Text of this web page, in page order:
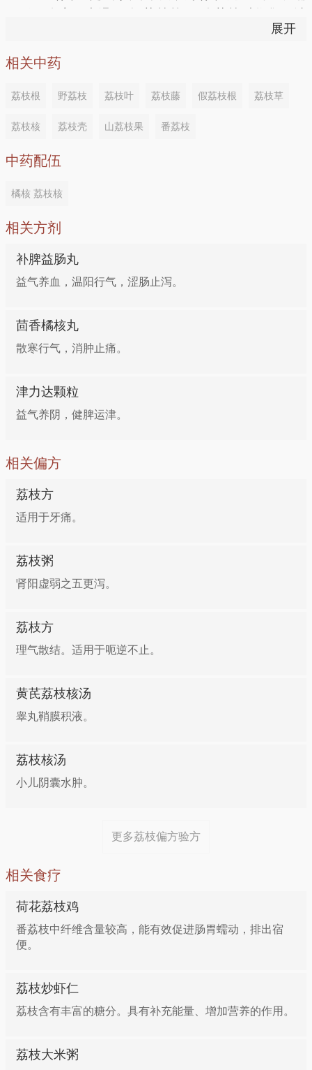
组成：落枝干5粒（去壳），莲子心（去心）15.0克，
4、呃逆不止（打喃）
组成：荔枝7粒（带皮、核）
送服。
5、胃脘胀痛
用法：将两药烘干研细末，每次服3克，白开水送服。
6、赤白带或小便淋浊、如膏如油症
克，白肉豆根18.8克，使君子根18.8克，白榭榴根18.8
克
7、孕妇堕胎后流血不止
组成：荔枝干7个（将荔枝壳和荔枝核打碎）
8、功能性子宫出血
组成：荔枝壳37.5克，米酒适量
用法：将荔枝壳炒炭存性，研细末，每次用5.6克，冲
香圆根37.5克，狗尾草30.0克，猪瘦肉150.0克
用法：水3碗，酒3碗，煎2碗。加猪瘦肉，炖烂，早晚
10、疝气腹痛、胃寒腹胀
组成：鲜荔枝根75.0克，红糖18.8克
净，晒干。福建、广东、广西、台湾、云南、四川均有
分布。主产于福建、两广、云南等地。
展开
相关中药
荔枝根 野荔枝 荔枝叶 荔枝藤 假荔枝根 荔枝草
荔枝核 荔枝壳 山荔枝果 番荔枝
中药配伍
橘核 荔枝核
相关方剂
补脾益肠丸
益气养血，温阳行气，涩肠止泻。
茴香橘核丸
散寒行气，消肿止痛。
津力达颗粒
益气养阴，健脾运津。
相关偏方
荔枝方
适用于牙痛。
荔枝粥
肾阳虚弱之五更泻。
荔枝方
理气散结。适用于呃逆不止。
黄芪荔枝核汤
睾丸鞘膜积液。
荔枝核汤
小儿阴囊水肿。
更多荔枝偏方验方
相关食疗
荷花荔枝鸡
番荔枝中纤维含量较高，能有效促进肠胃蠕动，排出宿
便。
荔枝炒虾仁
荔枝含有丰富的糖分。具有补充能量、增加营养的作用。
荔枝大米粥